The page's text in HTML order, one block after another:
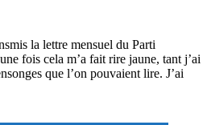
la lettre mensuel du Parti
fois cela m’a fait rire jaune, tant j’ai
que l’on pouvaient lire. J’ai